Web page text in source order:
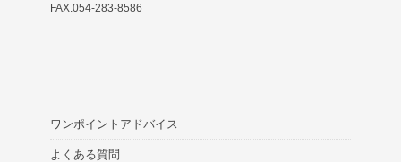
FAX.054-283-8586
ワンポイントアドバイス
よくある質問